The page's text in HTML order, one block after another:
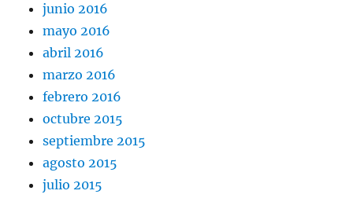
junio 2016
mayo 2016
abril 2016
marzo 2016
febrero 2016
octubre 2015
septiembre 2015
agosto 2015
julio 2015